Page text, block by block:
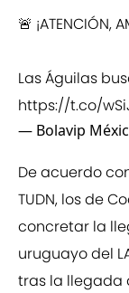
🚨 ¡ATENCIÓN,
Las Águilas
https://t.co/
— Bolavip
De acuerdo
TUDN, los de
concretar la
uruguayo del
tras la llegada